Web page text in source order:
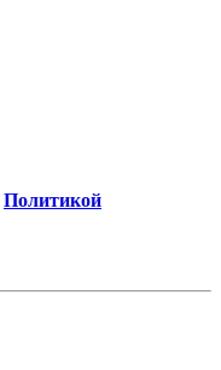
Политикой